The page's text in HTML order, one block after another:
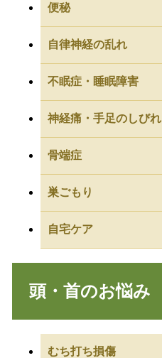
便秘
自律神経の乱れ
不眠症・睡眠障害
神経痛・手足のしびれ
骨端症
巣ごもり
自宅ケア
頭・首のお悩み
むち打ち損傷